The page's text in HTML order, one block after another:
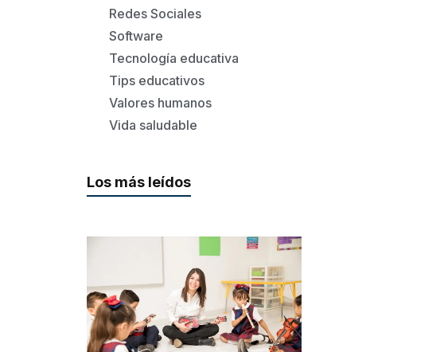
Redes Sociales
Software
Tecnología educativa
Tips educativos
Valores humanos
Vida saludable
Los más leídos